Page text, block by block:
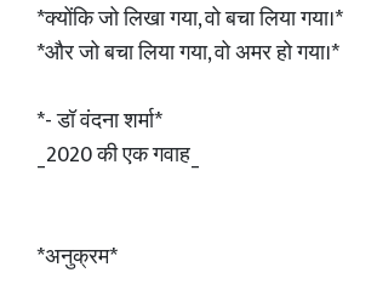
*क्योंकि जो लिखा गया, वो बचा लिया गया।*
*और जो बचा लिया गया, वो अमर हो गया।*
*- डॉ वंदना शर्मा*
_2020 की एक गवाह_
*अनुक्रम*